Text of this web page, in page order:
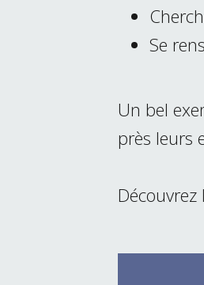
Se
Un bel
près leurs